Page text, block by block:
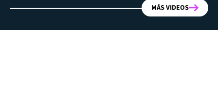
MÁS VIDEOS